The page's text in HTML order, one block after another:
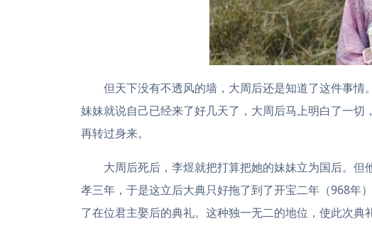
但天下没有不透风的墙，大周后还是知道了这件事
妹妹就说自己已经来了好几天了，大周后马上明白了一
再转过身来。
大周后死后，李煜就把打算把她的妹妹立为国后。
孝三年，于是这立后大典只好拖了到了开宝二年（968年
了在位君主娶后的典礼。这种独一无二的地位，使此次典